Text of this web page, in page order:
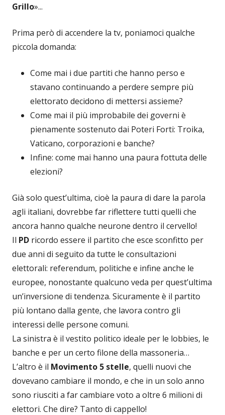
Grillo»...
Prima però di accendere la tv, poniamoci qualche
piccola domanda:
Come mai i due partiti che hanno perso e
stavano continuando a perdere sempre più
elettorato decidono di mettersi assieme?
Come mai il più improbabile dei governi è
pienamente sostenuto dai Poteri Forti: Troika,
Vaticano, corporazioni e banche?
Infine: come mai hanno una paura fottuta delle
elezioni?
Già solo quest’ultima, cioè la paura di dare la parola
agli italiani, dovrebbe far riflettere tutti quelli che
ancora hanno qualche neurone dentro il cervello!
Il PD ricordo essere il partito che esce sconfitto per
due anni di seguito da tutte le consultazioni
elettorali: referendum, politiche e infine anche le
europee, nonostante qualcuno veda per quest’ultima
un’inversione di tendenza. Sicuramente è il partito
più lontano dalla gente, che lavora contro gli
interessi delle persone comuni.
La sinistra è il vestito politico ideale per le lobbies, le
banche e per un certo filone della massoneria…
L’altro è il Movimento 5 stelle, quelli nuovi che
dovevano cambiare il mondo, e che in un solo anno
sono riusciti a far cambiare voto a oltre 6 milioni di
elettori. Che dire? Tanto di cappello!